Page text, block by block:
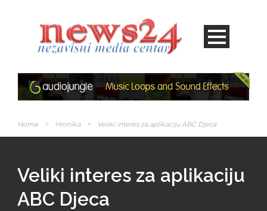
Home > Hronika > Veliki interes za aplikaciju ABC Djeca
Veliki interes za aplikaciju
ABC Djeca